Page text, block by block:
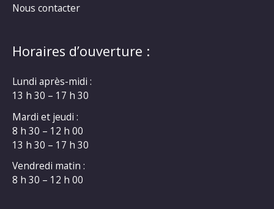
Nous contacter
Horaires d’ouverture :
Lundi après-midi :
13 h 30 – 17 h 30
Mardi et jeudi :
8 h 30 – 12 h 00
13 h 30 – 17 h 30
Vendredi matin :
8 h 30 – 12 h 00